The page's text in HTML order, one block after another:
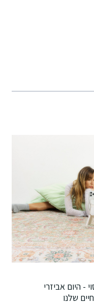
- היום אביזרי
שלנו